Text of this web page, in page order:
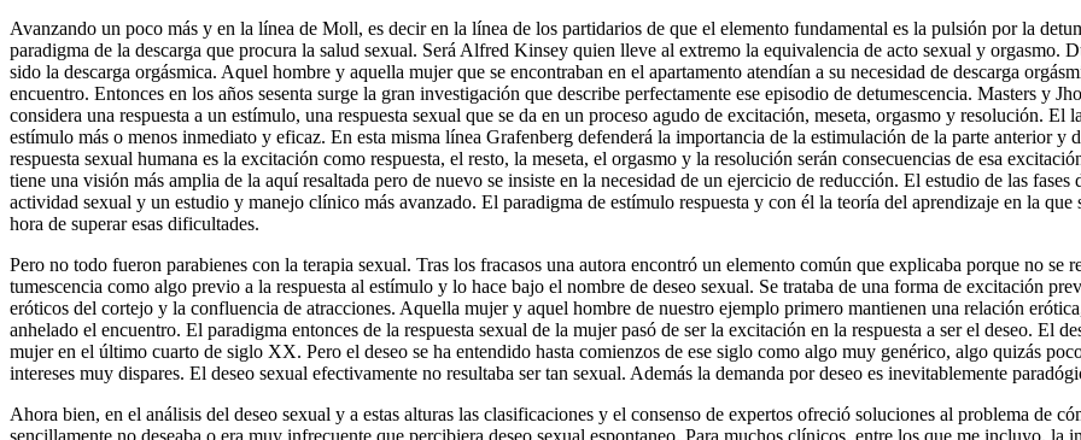
Avanzando un poco más y en la línea de Moll, es decir en la línea de los partidarios de que el elemento fundamental es la pulsión por la
paradigma de la descarga que procura la salud sexual. Será Alfred Kinsey quien lleve al extremo la equivalencia de acto sexual y orgasmo.
sido la descarga orgásmica. Aquel hombre y aquella mujer que se encontraban en el apartamento atendían a su necesidad de descarga
encuentro. Entonces en los años sesenta surge la gran investigación que describe perfectamente ese episodio de detumescencia. Masters y
considera una respuesta a un estímulo, una respuesta sexual que se da en un proceso agudo de excitación, meseta, orgasmo y resolución. El
estímulo más o menos inmediato y eficaz. En esta misma línea Grafenberg defenderá la importancia de la estimulación de la parte anterior
respuesta sexual humana es la excitación como respuesta, el resto, la meseta, el orgasmo y la resolución serán consecuencias de esa
tiene una visión más amplia de la aquí resaltada pero de nuevo se insiste en la necesidad de un ejercicio de reducción. El estudio de las
actividad sexual y un estudio y manejo clínico más avanzado. El paradigma de estímulo respuesta y con él la teoría del aprendizaje en la que
hora de superar esas dificultades.
Pero no todo fueron parabienes con la terapia sexual. Tras los fracasos una autora encontró un elemento común que explicaba porque no se
tumescencia como algo previo a la respuesta al estímulo y lo hace bajo el nombre de deseo sexual. Se trataba de una forma de excitación
eróticos del cortejo y la confluencia de atracciones. Aquella mujer y aquel hombre de nuestro ejemplo primero mantienen una relación
anhelado el encuentro. El paradigma entonces de la respuesta sexual de la mujer pasó de ser la excitación en la respuesta a ser el deseo. El
mujer en el último cuarto de siglo XX. Pero el deseo se ha entendido hasta comienzos de ese siglo como algo muy genérico, algo quizás
intereses muy dispares. El deseo sexual efectivamente no resultaba ser tan sexual. Además la demanda por deseo es inevitablemente
Ahora bien, en el análisis del deseo sexual y a estas alturas las clasificaciones y el consenso de expertos ofreció soluciones al problema de